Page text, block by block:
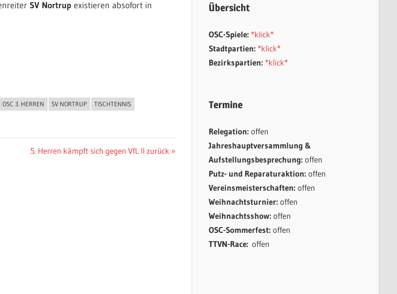
SV Nortrupexistieren absofort in
OSC 3. HERREN SV NORTRUP
TISCHTENNIS
Nächster
5. Herren kämpft sich gegen VfL II zurück
Übersicht
OSC-Spiele: *klick*
Stadtpartien: *klick*
Bezirkspartien: *klick*
Termine
Relegation: offen
Jahreshauptversammlung &
Aufstellungsbesprechung: offen
Putz- und Reparaturaktion: offen
Vereinsmeisterschaften: offen
Weihnachtsturnier: offen
Weihnachtsshow: offen
OSC-Sommerfest: offen
TTVN-Race: offen